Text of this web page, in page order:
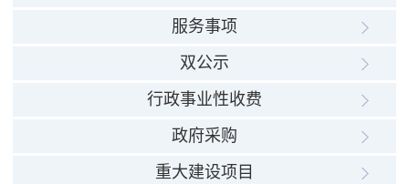
服务事项
双公示
行政事业性收费
政府采购
重大建设项目